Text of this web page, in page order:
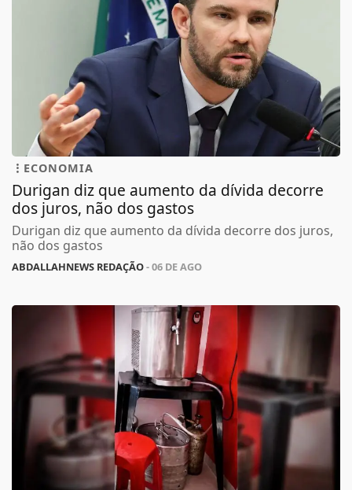
ECONOMIA
Durigan diz que aumento da dívida decorre
dos juros, não dos gastos
Durigan diz que aumento da dívida decorre dos juros,
não dos gastos
ABDALLAHNEWS REDAÇÃO- 06 DE AGO